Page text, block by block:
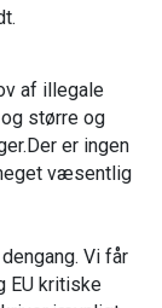
af illegale
større og
er ingen
væsentlig
Vi får
EU kritiske